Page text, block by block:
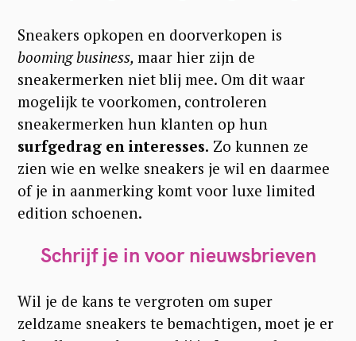
Sneakers opkopen en doorverkopen is
booming business, maar hier zijn de
sneakermerken niet blij mee. Om dit waar
mogelijk te voorkomen, controleren
sneakermerken hun klanten op hun
surfgedrag en interesses. Zo kunnen ze
zien wie en welke sneakers je wil en daarmee
of je in aanmerking komt voor luxe limited
edition schoenen.
Schrijf je in voor nieuwsbrieven
Wil je de kans te vergroten om super
zeldzame sneakers te bemachtigen, moet je er